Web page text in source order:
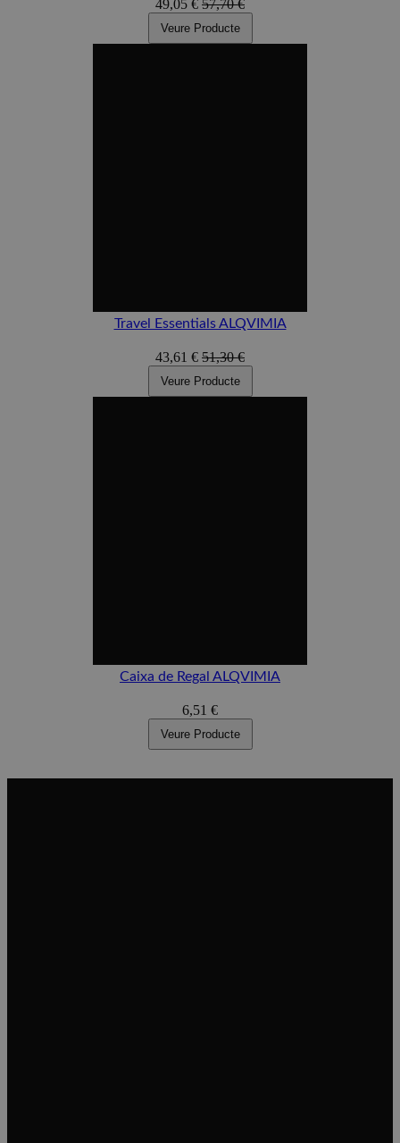
49,05 € 57,70 €
Veure Producte
Travel Essentials ALQVIMIA
43,61 € 51,30 €
Veure Producte
Caixa de Regal ALQVIMIA
6,51 €
Veure Producte